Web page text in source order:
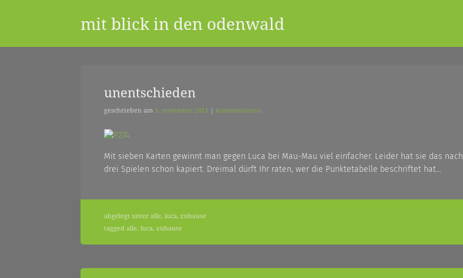
mit blick in den odenwald
blog
dem
unentschieden
geschrieben am 3. november 2011 | kommentieren
Mit sieben Karten gewinnt man gegen Luca bei Mau-Mau viel einfacher. Leider hat sie das nach
drei Spielen schon kapiert. Dreimal dürft Ihr raten, wer die Punktetabelle beschriftet hat…
abgelegt unter alle, luca, zuhause
tagged alle, luca, zuhause